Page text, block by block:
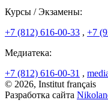
Курсы / Экзамены:
+7 (812) 616-00-33 , +7
Медиатека:
+7 (812) 616-00-31 ,
© 2026, Institut français
Разработка сайта